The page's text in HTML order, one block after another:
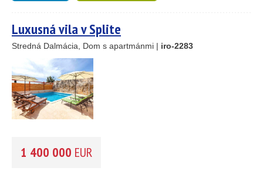
193
61
55
Luxusná vila v Splite
Stredná Dalmácia, Dom s apartmánmi | iro-2283
1 400 000 EUR